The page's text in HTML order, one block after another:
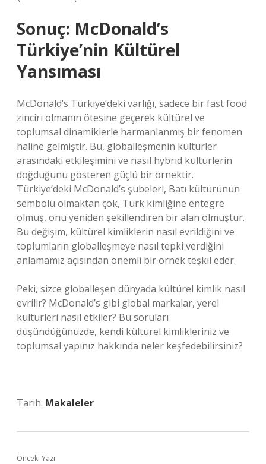
Sonuç: McDonald’s
Türkiye’nin Kültürel
Yansıması
McDonald’s Türkiye’deki varlığı, sadece bir fast food
zinciri olmanın ötesine geçerek kültürel ve
toplumsal dinamiklerle harmanlanmış bir fenomen
haline gelmiştir. Bu, globalleşmenin kültürler
arasındaki etkileşimini ve nasıl hybrid kültürlerin
doğduğunu gösteren güçlü bir örnektir.
Türkiye’deki McDonald’s şubeleri, Batı kültürünün
sembolü olmaktan çok, Türk kimliğine entegre
olmuş, onu yeniden şekillendiren bir alan olmuştur.
Bu değişim, kültürel kimliklerin nasıl evrildiğini ve
toplumların globalleşmeye nasıl tepki verdiğini
anlamamız açısından önemli bir örnek teşkil eder.
Peki, sizce globalleşen dünyada kültürel kimlik nasıl
evrilir? McDonald’s gibi global markalar, yerel
kültürleri nasıl etkiler? Bu soruları
düşündüğünüzde, kendi kültürel kimlikleriniz ve
toplumsal yapınız hakkında neler keşfedebilirsiniz?
Tarih: Makaleler
Önceki Yazı